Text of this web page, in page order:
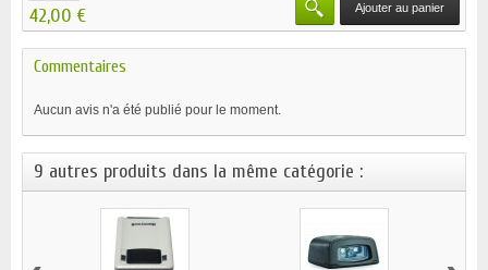
42,00 € Ajouter au panier
Commentaires
Aucun avis n'a été publié pour le moment.
9 autres produits dans la même catégorie :